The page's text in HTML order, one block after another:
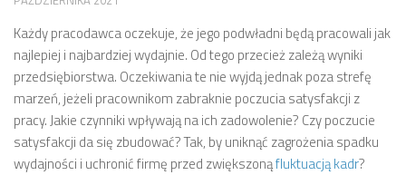
Każdy pracodawca oczekuje, że jego podwładni będą pracowali jak
najlepiej i najbardziej wydajnie. Od tego przecież zależą wyniki
przedsiębiorstwa. Oczekiwania te nie wyjdą jednak poza strefę
marzeń, jeżeli pracownikom zabraknie poczucia satysfakcji z
pracy. Jakie czynniki wpływają na ich zadowolenie? Czy poczucie
satysfakcji da się zbudować? Tak, by uniknąć zagrożenia spadku
wydajności i uchronić firmę przed zwiększonąfluktuacją kadr?